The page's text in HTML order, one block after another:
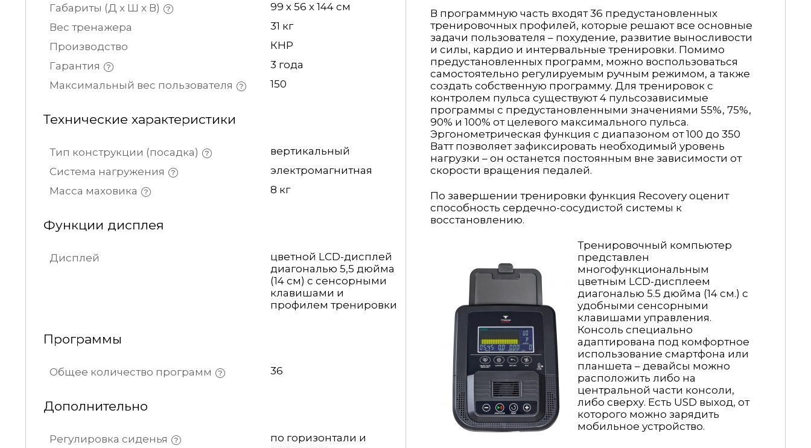
Габариты (Д х Ш х В)
99 х 56 х 144 см
Вес тренажера
31 кг
Производство
КНР
Гарантия
3 года
Максимальный вес пользователя
150
Технические характеристики
Тип конструкции (посадка)
вертикальный
Система нагружения
электромагнитная
Масса маховика
8 кг
Функции дисплея
Дисплей
цветной LCD-дисплей
диагональю 5,5 дюйма
(14 см) с сенсорными
клавишами и
профилем тренировки
Программы
Общее количество программ 36
Дополнительно
Регулировка сиденья
по горизонтали и
В программную часть входят 36 предустановленных
тренировочных профилей, которые решают все основные
задачи пользователя – похудение, развитие выносливости
и силы, кардио и интервальные тренировки. Помимо
предустановленных программ, можно воспользоваться
самостоятельно регулируемым ручным режимом, а также
создать собственную программу. Для тренировок с
контролем пульса существуют 4 пульсозависимые
программы с предустановленными значениями 55%, 75%,
90% и 100% от целевого максимального пульса.
Эргонометрическая функция с диапазоном от 100 до 350
Ватт позволяет зафиксировать необходимый уровень
нагрузки – он останется постоянным вне зависимости от
скорости вращения педалей.
По завершении тренировки функция Recovery оценит
способность сердечно-сосудистой системы к
восстановлению.
Тренировочный компьютер
представлен
многофункциональным
цветным LCD-дисплеем
диагональю 5.5 дюйма (14 см.) с
удобными сенсорными
клавишами управления.
Консоль специально
адаптирована под комфортное
использование смартфона или
планшета – девайсы можно
расположить либо на
центральной части консоли,
либо сверху. Есть USD выход, от
которого можно зарядить
мобильное устройство.